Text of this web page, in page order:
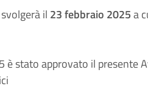
il 23 febbraio 2025a
stato approvato il presente